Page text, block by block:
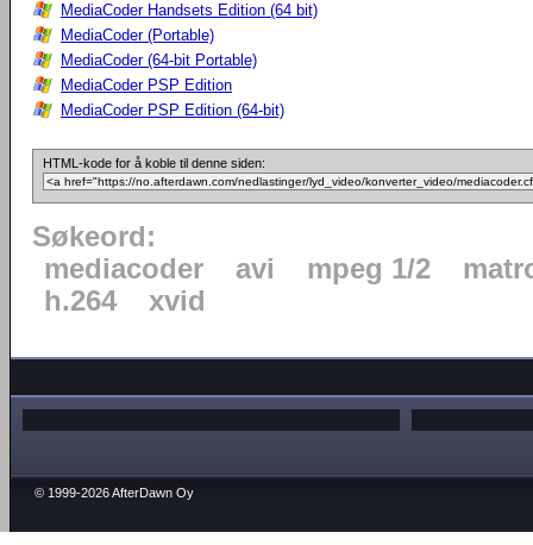
MediaCoder Handsets Edition (64 bit)
MediaCoder (Portable)
MediaCoder (64-bit Portable)
MediaCoder PSP Edition
MediaCoder PSP Edition (64-bit)
HTML-kode for å koble til denne siden:
Søkeord:
mediacoder
avi mpeg 1/2
h.264
xvid
© 1999-2026 AfterDawn Oy